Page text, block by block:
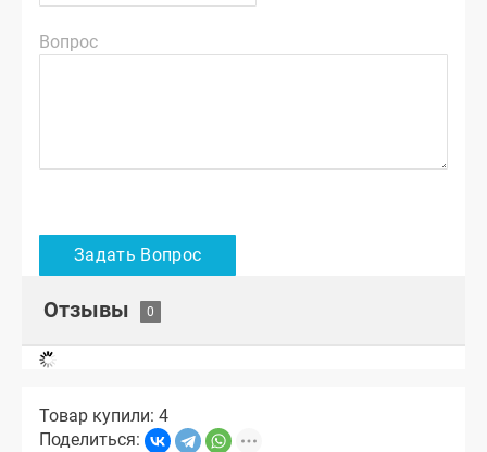
Вопрос
Отзывы
Товар купили: 4
Поделиться: